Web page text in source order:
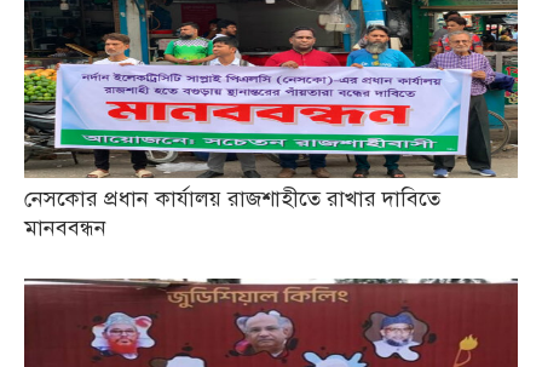
নেসকোর প্রধান কার্যালয় রাজশাহীতে রাখার দাবিতে
মানববন্ধন